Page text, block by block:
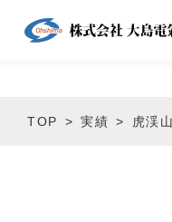
TOP 実績 虎渓